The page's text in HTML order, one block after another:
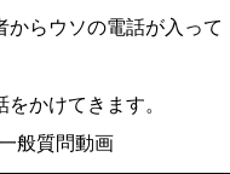
らウソの電話が入って
かけてきます。
般質問動画